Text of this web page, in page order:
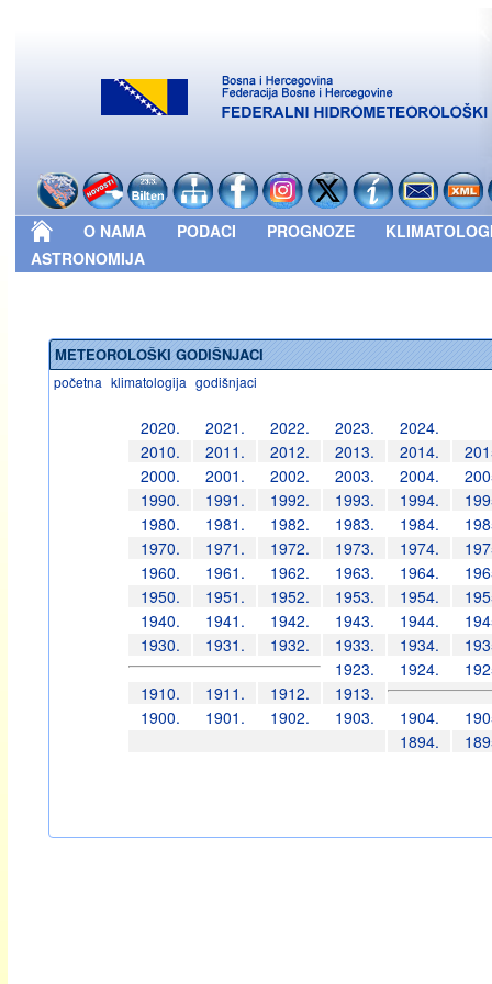
O NAMA PODACI PROGNOZE
ASTRONOMIJA
METEOROLOŠKI GODIŠNJACI
početna klimatologija godišnjaci
2020. 2021. 2022. 2023.
2024.
2010.
2011. 2012. 2013. 2014.
2000.
2001. 2002. 2003. 2004.
1990.
1991. 1992. 1993. 1994.
1980.
1981. 1982. 1983. 1984.
1970.
1971. 1972. 1973. 1974.
1960.
1961. 1962. 1963. 1964.
1950.
1951. 1952. 1953. 1954.
1940.
1941. 1942. 1943. 1944.
1930.
1931. 1932. 1933. 1934.
1923.
1924.
1910.
1911. 1912.
1913.
1900.
1901. 1902. 1903. 1904.
1894.